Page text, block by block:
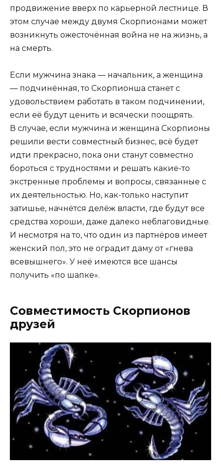
продвижение вверх по карьерной лестнице. В
этом случае между двумя Скорпионами может
возникнуть ожесточённая война не на жизнь, а
на смерть.
Если мужчина знака — начальник, а женщина
— подчинённая, то Скорпионша станет с
удовольствием работать в таком подчинении,
если её будут ценить и всячески поощрять.
В случае, если мужчина и женщина Скорпионы
решили вести совместный бизнес, всё будет
идти прекрасно, пока они станут совместно
бороться с трудностями и решать какие-то
экстренные проблемы и вопросы, связанные с
их деятельностью. Но, как-только наступит
затишье, начнётся делёж власти, где будут все
средства хороши, даже далеко неблаговидные.
И несмотря на то, что один из партнёров имеет
женский пол, это не оградит даму от «гнева
всевышнего». У неё имеются все шансы
получить «по шапке».
Совместимость Скорпионов
друзей